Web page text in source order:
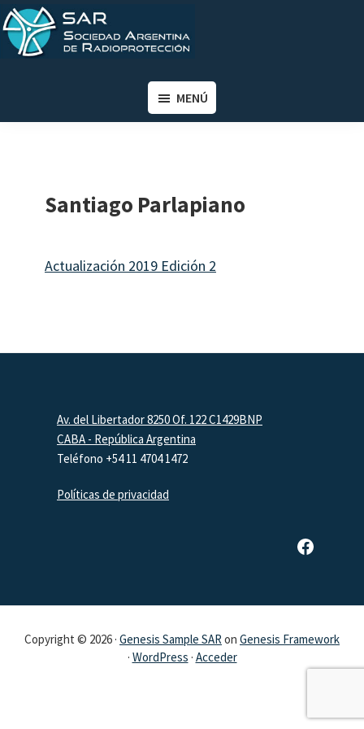
Saltar
al
contenido
Saltar
al
de
MENÚ
Santiago Parlapiano
Actualización 2019 Edición 2
FooterAv. del Libertador 8250 Of. 122 C1429BNP
CABA - República Argentina
Teléfono +54 11 4704 1472
Políticas de privacidad
Página de Facebook de SAR
Copyright © 2026 · Genesis Sample SARon Genesis Framework
· WordPress · Acceder